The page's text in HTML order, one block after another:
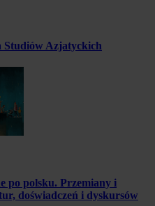
Studiów Azjatyckich
po polsku. Przemiany i
doświadczeń i dyskursów